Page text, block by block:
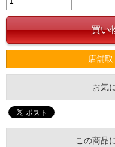
店舗
お気
この商品